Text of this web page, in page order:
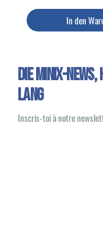
In den
Die Minix-News,
LANG
Inscris-toi à notre